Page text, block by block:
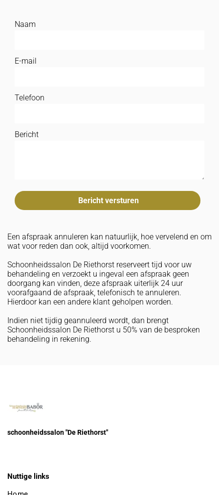
Naam
E-mail
Telefoon
Bericht
Een afspraak annuleren kan natuurlijk, hoe vervelend en om
wat voor reden dan ook, altijd voorkomen.
Schoonheidssalon De Riethorst reserveert tijd voor uw
behandeling en verzoekt u ingeval een afspraak geen
doorgang kan vinden, deze afspraak uiterlijk 24 uur
voorafgaand de afspraak, telefonisch te annuleren.
Hierdoor kan een andere klant geholpen worden.
Indien niet tijdig geannuleerd wordt, dan brengt
Schoonheidssalon De Riethorst u 50% van de besproken
behandeling in rekening.
schoonheidssalon "De Riethorst"
Nuttige links